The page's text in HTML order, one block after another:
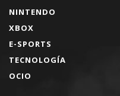
NINTENDO
XBOX
E-SPORTS
TECNOLOGÍA
OCIO